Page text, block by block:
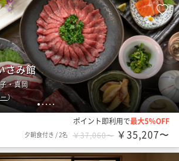
1234 5
さみ館
・真岡
ー）
ポイント即利用で最大5％OFF
夕朝食付き /2名 ￥37,060〜 ￥35,207〜